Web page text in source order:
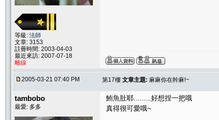
等級: 法師
文章: 3153
註冊時間: 2003-04-03
最近來訪: 2007-07-18
離線
2005-03-21 07:40 PM 第17樓 文章主題: 麻麻你在幹麻!~
tambobo
最愛: 多多
鮪魚肚耶.........好想捏一把哦
真得很可愛哦~